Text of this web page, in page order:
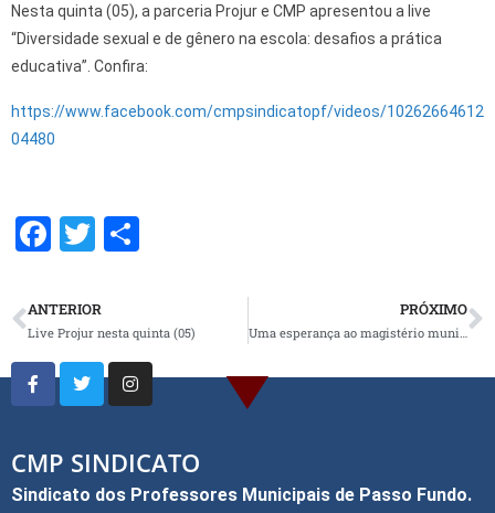
Nesta quinta (05), a parceria Projur e CMP apresentou a live
“Diversidade sexual e de gênero na escola: desafios a prática
educativa”. Confira:
https://www.facebook.com/cmpsindicatopf/videos/10262664612
04480
F
ce
b
o
o
k
T
tt
er e
ANTERIOR
Live Projur nesta quinta (05)
PRÓXIMO
CMP SINDICATO
Sindicato dos Professores Municipais de Passo Fundo.